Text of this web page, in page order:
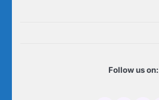
Follow us on: